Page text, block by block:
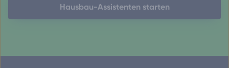
Hausbau-Assistenten starten